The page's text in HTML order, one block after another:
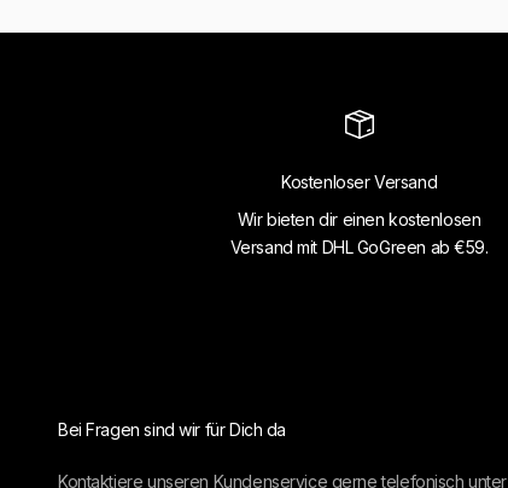
Kostenloser Versand
Wir bieten dir einen kostenlosen
Versand mit DHL GoGreen ab €59.
Bei Fragen sind wir für Dich da
Kontaktiere unseren Kundenservice gerne telefonisch unter